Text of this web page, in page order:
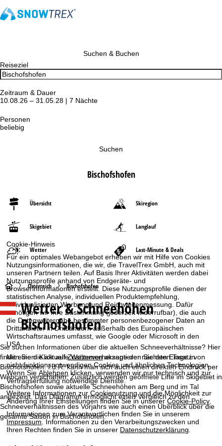
Cookie-Hinweis
Für ein optimales Webangebot erheben wir mit Hilfe von Cookies
Nutzungsinformationen, die wir, die TravelTrex GmbH, auch mit
unseren Partnern teilen. Auf Basis Ihrer Aktivitäten werden dabei
Nutzungsprofile anhand von Endgeräte- und
Browserinformationen erstellt. Diese Nutzungsprofile dienen der
statistischen Analyse, individuellen Produktempfehlung,
individualisierten Werbung und Reichweitenmessung. Dafür
benötigen wir Ihre Zustimmung (jederzeit widerrufbar), die auch
die Datenweitergabe bestimmter personenbezogener Daten an
Drittanbieter in Drittländern außerhalb des Europäischen
Wirtschaftsraumes umfasst, wie Google oder Microsoft in den
USA.
Mit einem Klick aufZustimmenakzeptieren Sie den Einsatz von
nicht funktionsnotwendigen Cookies und ähnlichen Technologien.
Wenn SieAblehnen klicken, verwenden wir nur technisch und zur
Vertragserfüllung notwendige Dienste.
Weitere Informationen zur Cookienutzung und die Möglichkeit zur
Änderung Ihrer Einstellungen finden Sie in unsererCookie-Policy
Informationen zum Verantwortlichen finden Sie in unserem
Impressum . Informationen zu den Verarbeitungszwecken und
Ihren Rechten finden Sie in unserer Datenschutzerklärung
Suchen & Buchen
Reiseziel
Zeitraum & Dauer
10.08.26 – 31.05.28 | 7 Nächte
Personen
beliebig
Suchen
Bischofshofen
Übersicht Skiregion
Skigebiet Langlauf
Wetter Last-Minute & Deals
S
t
a
r
t
s
e
i
Österreich Bischofshofen
Wetter & Schneehöhen
Bischofshofen
Sie suchen Informationen über die aktuellen Schneeverhältnisse? Hier
finden Sie die aktuelle Wettervorhersage der nächsten Tage in
Bischofshofen. I.d.R. kann man sich auch einen direkten Eindruck per
Webcam verschaffen. Zusätzlich werden geöffnete Lifte im Skigebiet in
Bischofshofen sowie aktuelle Schneehöhen am Berg und im Tal
angezeigt. Das Diagramm ermöglicht einen Vergleich zu den
Schneeverhältnissen des Vorjahrs wie auch einen Überblick über die
gesamte Saison in Bischofshofen.